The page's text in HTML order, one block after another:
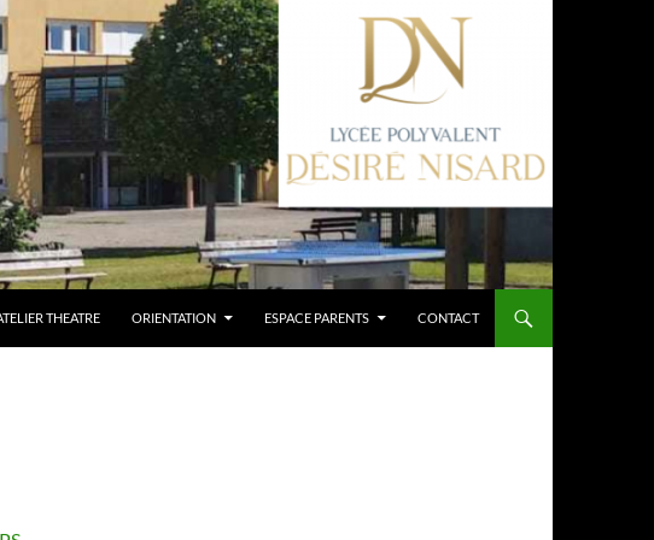
THEATRE ORIENTATION ESPACE PARENTS CONTACT